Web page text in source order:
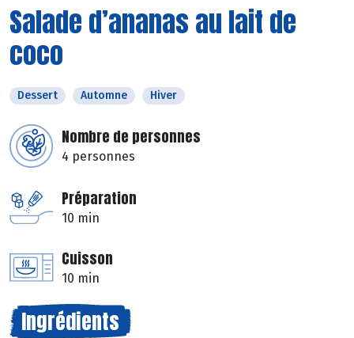
Salade d’ananas au lait de
coco
Dessert Automne Hiver
Nombre de personnes
4 personnes
Préparation
10 min
Cuisson
10 min
Ingrédients